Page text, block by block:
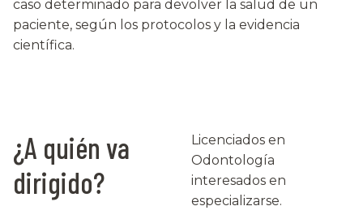
caso determinado para devolver la salud de un
paciente, según los protocolos y la evidencia
científica.
¿A quién va
dirigido?
Licenciados en
Odontología
interesados en
especializarse.